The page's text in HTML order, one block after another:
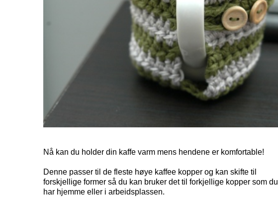
Nå kan du holder din kaffe varm mens hendene er komfortable!
Denne passer til de fleste høye kaffee kopper og kan skifte til
forskjellige former så du kan bruker det til forkjellige kopper som du
har hjemme eller i arbeidsplassen.